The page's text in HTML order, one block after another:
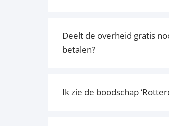
Deelt de overheid gratis
betalen?
Ik zie de boodschap